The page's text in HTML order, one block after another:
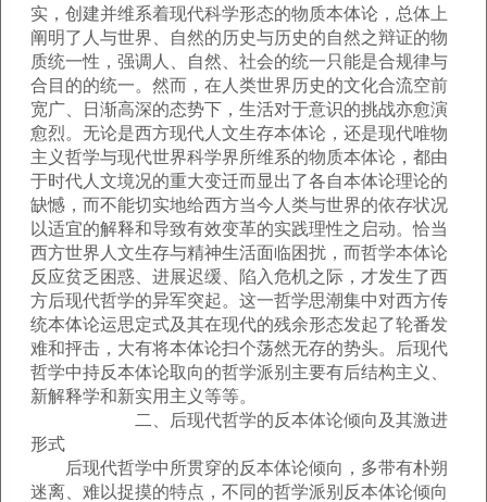
实，创建并维系着现代科学形态的物质本体论，总体上
阐明了人与世界、自然的历史与历史的自然之辩证的物
质统一性，强调人、自然、社会的统一只能是合规律与
合目的的统一。然而，在人类世界历史的文化合流空前
宽广、日渐高深的态势下，生活对于意识的挑战亦愈演
愈烈。无论是西方现代人文生存本体论，还是现代唯物
主义哲学与现代世界科学界所维系的物质本体论，都由
于时代人文境况的重大变迁而显出了各自本体论理论的
缺憾，而不能切实地给西方当今人类与世界的依存状况
以适宜的解释和导致有效变革的实践理性之启动。恰当
西方世界人文生存与精神生活面临困扰，而哲学本体论
反应贫乏困惑、进展迟缓、陷入危机之际，才发生了西
方后现代哲学的异军突起。这一哲学思潮集中对西方传
统本体论运思定式及其在现代的残余形态发起了轮番发
难和抨击，大有将本体论扫个荡然无存的势头。后现代
哲学中持反本体论取向的哲学派别主要有后结构主义、
新解释学和新实用主义等等。
二、后现代哲学的反本体论倾向及其激进
形式
后现代哲学中所贯穿的反本体论倾向，多带有朴朔
迷离、难以捉摸的特点，不同的哲学派别反本体论倾向